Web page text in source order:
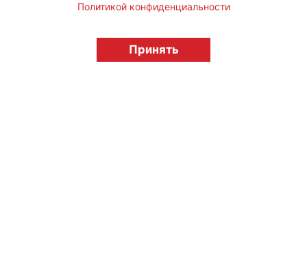
licensingrussia.ru, 2009-2026 12+
Политикой конфиденциальности
Принять